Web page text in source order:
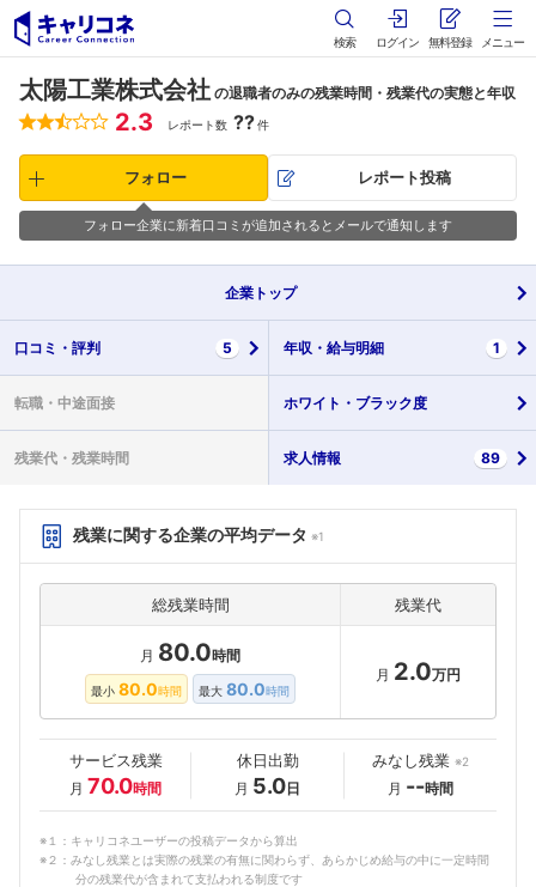
検索 ログイン 無料登録 メニュー
太陽工業株式会社 の退職者のみの残業時間・残業代の実態と年収
2.3 レポート数 ??件
フォロー レポート投稿
フォロー企業に新着口コミが追加されるとメールで通知します
企業 トップ
口コミ・ 評判 5 年収・ 給与明細 1
転職・ 中途面接 ホワイト・ ブラック度
残業代・ 残業時間 求人情報 89
残業に関する企業の平均データ ※1
総残業時間 残業代
月 80.0時間
最小 80.0時間 最大 80.0時間
月 2.0万円
サービス残業
月 70.0時間
休日出勤
月 5.0日
みなし残業 ※2
月 --時間
※１：キャリコネユーザーの投稿データから算出
※２：みなし残業とは実際の残業の有無に関わらず、あらかじめ給与の中に一定時間
分の残業代が含まれて支払われる制度です